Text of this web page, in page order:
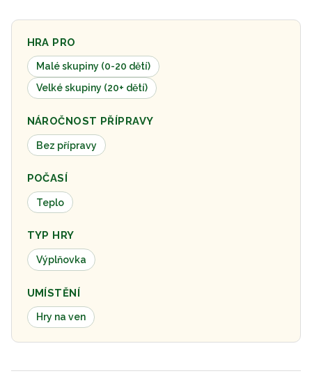
HRA PRO
Malé skupiny (0-20 dětí)
Velké skupiny (20+ dětí)
NÁROČNOST PŘÍPRAVY
Bez přípravy
POČASÍ
Teplo
TYP HRY
Výplňovka
UMÍSTĚNÍ
Hry na ven